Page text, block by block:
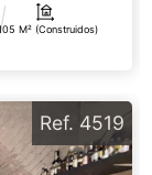
M² (construidos)
Ref. 4519